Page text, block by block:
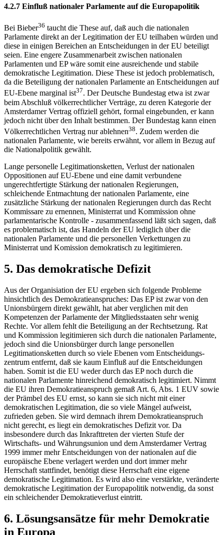
4.2.7 Einfluß nationaler Parlamente auf die Europapolitik
Bei Bieber36 taucht die These auf, daß auch die nationalen
Parlamente direkt an der Legitimation der EU teilhaben würden und
diese in einigen Bereichen an Entscheidungen in der EU beteiligt
seien. Eine engere Zusammenarbeit zwischen nationalen
Parlamenten und EP wäre somit eine ausreichende und stabile
demokratische Legitimation. Diese These ist jedoch problematisch,
da die Beteiligung der nationalen Parlamente an Entscheidungen auf
EU-Ebene marginal ist37. Der Deutsche Bundestag etwa ist zwar
beim Abschluß völkerrechtlicher Verträge, zu deren Kategorie der
Amsterdamer Vertrag offiziell gehört, formal eingebunden, er kann
jedoch nicht über den Inhalt bestimmen. Der Bundestag kann einen
Völkerrechtlichen Vertrag nur ablehnen38. Zudem werden die
nationalen Parlamente, wie bereits erwähnt, vor allem in Bezug auf
die Nationalpolitik gewählt.
Lange personelle Legitimationsketten, Verlust der nationalen
Oppositionen auf EU-Ebene und eine damit verbundene
ungerechtfertigte Stärkung der nationalen Regierungen,
schleichende Entmachtung der nationalen Parlamente, eine
zusätzliche Stärkung der nationalen Regierungen durch das Recht
Kommissare zu ernennen, Ministerrat und Kommission ohne
parlamentarische Kontrolle - zusammenfassend läßt sich sagen, daß
es problematisch ist, das Handeln der EU lediglich über die
nationalen Parlamente und die personellen Verkettungen zu
Ministerrat und Komission demokratisch zu legitimieren.
5. Das demokratische Defizit
Aus der Organisiation der EU ergeben sich folgende Probleme
hinsichtlich des Demokratieanspruches: Das EP ist zwar von den
Unionsbürgern direkt gewählt, hat aber verglichen mit den
Kompetenzen der Parlamente der Mitgliedsstaaten sehr wenig
Rechte. Vor allem fehlt die Beteiligung an der Rechtsetzung. Rat
und Kommission legitimieren sich durch die nationalen Parlamente,
jedoch sind die Unionsbürger durch lange personellen
Legitimationsketten durch so viele Ebenen vom Entscheidungs-
zentrum entfernt, daß sie kaum Einfluß auf die Entscheidungen
haben. Somit ist die EU weder durch das EP noch durch die
nationalen Parlamente hinreichend demokratisch legitimiert. Nimmt
die EU ihren Demokratieanspruch gemaß Art. 6, Abs. 1 EUV sowie
der Prämbel des EU ernst, so kann sie sich nicht mit einer
demokratischen Legitimation, die so viele Mängel aufweist,
zufrieden geben. Sie wird demnach ihrem Demokratieanspruch
nicht gerecht, es liegt ein demokratisches Defizit vor. Da
insbesondere durch das Inkrafttreten der vierten Stufe der
Wirtschafts- und Währungsunion und dem Amsterdamer Vertrag
1999 immer mehr Entscheidungen von der nationalen auf die
europäische Ebene verlagert werden und dort immer mehr
Herrschaft stattfindet, benötigt diese Herrschaft eine eigene
demokratische Legitimation. Es wird also eine verstärkte, veränderte
demokratische Legitimation der Europapolitik notwendig, da sonst
ein schleichender Demokratieverlust eintritt.
6. Lösungsansätze für mehr Demokratie
in Europa